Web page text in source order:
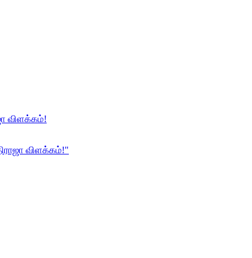
விளக்கம்!
விளக்கம்!"